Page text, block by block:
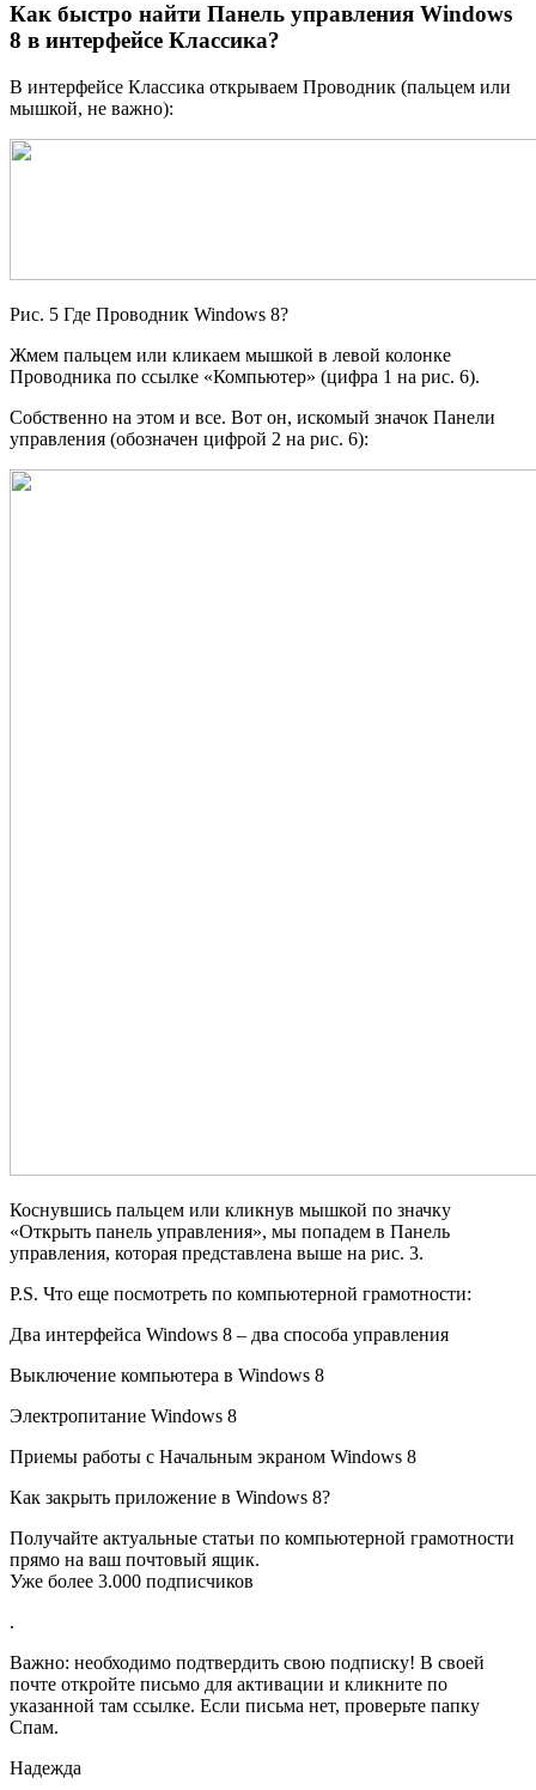
Как быстро найти Панель управления Windows
8 в интерфейсе Классика?
В интерфейсе Классика открываем Проводник (пальцем или
мышкой, не важно):
Рис. 5 Где Проводник Windows 8?
Жмем пальцем или кликаем мышкой в левой колонке
Проводника по ссылке «Компьютер» (цифра 1 на рис. 6).
Собственно на этом и все. Вот он, искомый значок Панели
управления (обозначен цифрой 2 на рис. 6):
Коснувшись пальцем или кликнув мышкой по значку
«Открыть панель управления», мы попадем в Панель
управления, которая представлена выше на рис. 3.
P.S. Что еще посмотреть по компьютерной грамотности:
Два интерфейса Windows 8 – два способа управления
Выключение компьютера в Windows 8
Электропитание Windows 8
Приемы работы с Начальным экраном Windows 8
Как закрыть приложение в Windows 8?
Получайте актуальные статьи по компьютерной грамотности
прямо на ваш почтовый ящик.
Уже более 3.000 подписчиков
.
Важно: необходимо подтвердить свою подписку! В своей
почте откройте письмо для активации и кликните по
указанной там ссылке. Если письма нет, проверьте папку
Спам.
Надежда